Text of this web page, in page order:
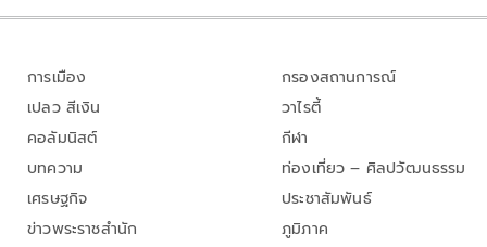
การเมือง
เปลว สีเงิน
คอลัมนิสต์
บทความ
เศรษฐกิจ
ข่าวพระราชสำนัก
กรองสถานการณ์
วาไรตี้
กีฬา
ท่องเที่ยว – ศิลปวัฒนธรรม
ประชาสัมพันธ์
ภูมิภาค